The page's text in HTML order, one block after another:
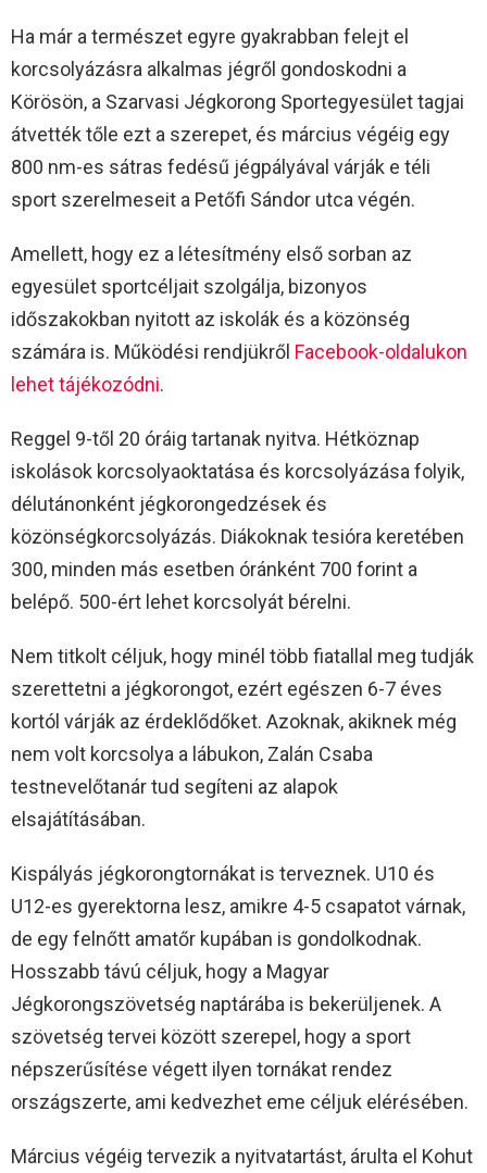
Ha már a természet egyre gyakrabban felejt el
korcsolyázásra alkalmas jégről gondoskodni a
Körösön, a Szarvasi Jégkorong Sportegyesület tagjai
átvették tőle ezt a szerepet, és március végéig egy
800 nm-es sátras fedésű jégpályával várják e téli
sport szerelmeseit a Petőfi Sándor utca végén.
Amellett, hogy ez a létesítmény első sorban az
egyesület sportcéljait szolgálja, bizonyos
időszakokban nyitott az iskolák és a közönség
számára is. Működési rendjükről Facebook-oldalukon
lehet tájékozódni.
Reggel 9-től 20 óráig tartanak nyitva. Hétköznap
iskolások korcsolyaoktatása és korcsolyázása folyik,
délutánonként jégkorongedzések és
közönségkorcsolyázás. Diákoknak tesióra keretében
300, minden más esetben óránként 700 forint a
belépő. 500-ért lehet korcsolyát bérelni.
Nem titkolt céljuk, hogy minél több fiatallal meg tudják
szerettetni a jégkorongot, ezért egészen 6-7 éves
kortól várják az érdeklődőket. Azoknak, akiknek még
nem volt korcsolya a lábukon, Zalán Csaba
testnevelőtanár tud segíteni az alapok
elsajátításában.
Kispályás jégkorongtornákat is terveznek. U10 és
U12-es gyerektorna lesz, amikre 4-5 csapatot várnak,
de egy felnőtt amatőr kupában is gondolkodnak.
Hosszabb távú céljuk, hogy a Magyar
Jégkorongszövetség naptárába is bekerüljenek. A
szövetség tervei között szerepel, hogy a sport
népszerűsítése végett ilyen tornákat rendez
országszerte, ami kedvezhet eme céljuk elérésében.
Március végéig tervezik a nyitvatartást, árulta el Kohut